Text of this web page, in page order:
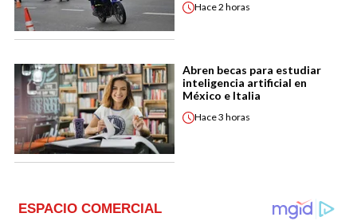
Hace2 horas
Abren becas para estudiar
inteligencia artificial en
México e Italia
Hace3 horas